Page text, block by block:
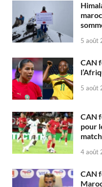
5 août
CAN
5 août
CAN
pour
4 août
CAN